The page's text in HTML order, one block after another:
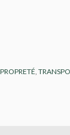
PROPRETÉ,